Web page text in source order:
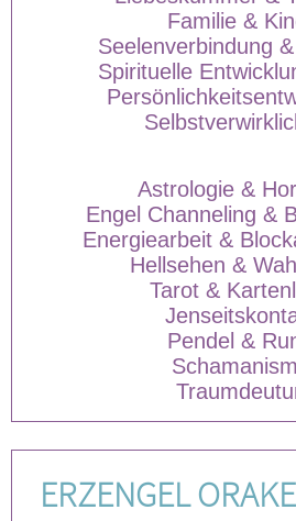
Familie &
Seelenverbindung
Spirituelle
Astrologie &
Engel Channeling &
Energiearbeit &
Hellsehen &
Tarot &
Pendel &
ERZENGEL